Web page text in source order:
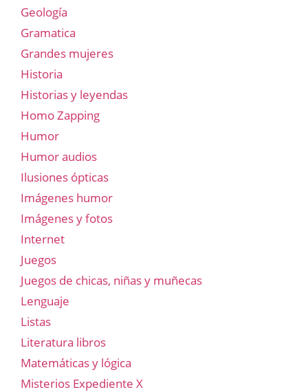
Geología
Gramatica
Grandes mujeres
Historia
Historias y leyendas
Homo Zapping
Humor
Humor audios
Ilusiones ópticas
Imágenes humor
Imágenes y fotos
Internet
Juegos
Juegos de chicas, niñas y muñecas
Lenguaje
Listas
Literatura libros
Matemáticas y lógica
Misterios Expediente X